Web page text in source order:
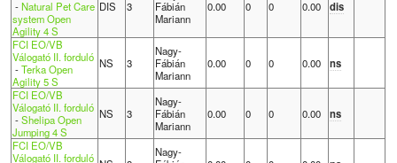
-Natural Pet Care
system Open
Agility 4 S
DIS 3
Fábián
Mariann
0.00 0 0 0.00 dis
FCI EO/VB
Válogató II. forduló
-Terka Open
Agility 5 S
NS 3
Nagy-
Fábián
Mariann
0.00 0 0 0.00 ns
FCI EO/VB
Válogató II. forduló
-Shelipa Open
Jumping 4 S
NS 3
Nagy-
Fábián
Mariann
0.00 0 0 0.00 ns
FCI EO/VB
Válogató II. forduló
Nagy-